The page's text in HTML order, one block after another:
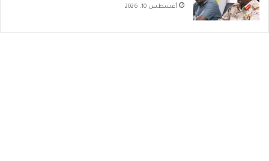
أغسطس 10, 2026